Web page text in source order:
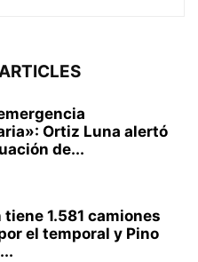
Ortiz Luna alertó
de...
tiene 1.581 camiones
el temporal y Pino